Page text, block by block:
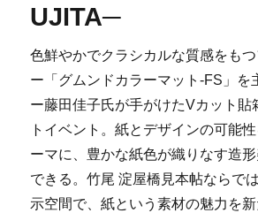
UJITA─
色鮮やかでクラシカルな質感をも
ー「グムンドカラーマット-FS」を
ー藤田佳子氏が手がけたVカット貼
トイベント。紙とデザインの可能性
ーマに、豊かな紙色が織りなす造
できる。竹尾 淀屋橋見本帖ならで
示空間で、紙という素材の魅力を